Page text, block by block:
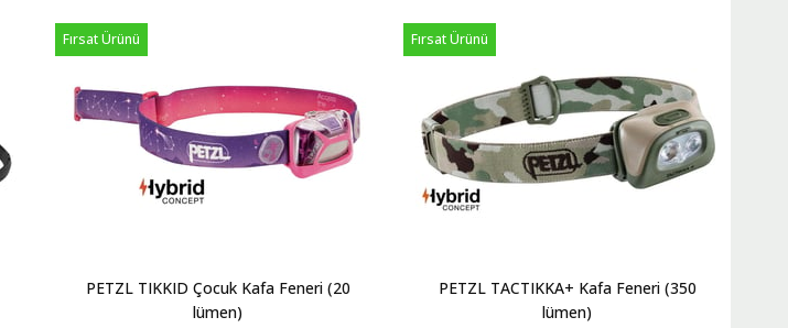
PETZL TIKKID Çocuk Kafa Feneri (20
lümen)
Fırsat Ürünü
PETZL TACTIKKA+ Kafa Feneri (350
lümen)
Fırsat Ürünü